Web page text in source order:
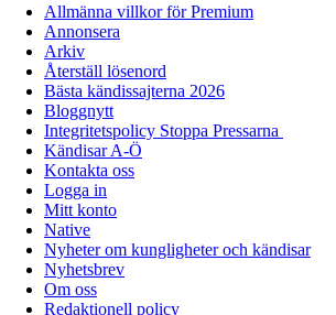
Allmänna villkor för Premium
Annonsera
Arkiv
Återställ lösenord
Bästa kändissajterna 2026
Bloggnytt
Integritetspolicy Stoppa Pressarna
Kändisar A-Ö
Kontakta oss
Logga in
Mitt konto
Native
Nyheter om kungligheter och kändisar
Nyhetsbrev
Om oss
Redaktionell policy